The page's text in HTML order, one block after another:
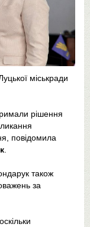
міськради
рішення
повідомила
також
за
, оскільки